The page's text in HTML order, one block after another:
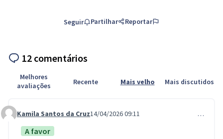
Seguir Partilhar Reportar
12 comentários
Melhores
avaliações
Recente Mais velho Mais discutidos
Comment 1329
Kamila Santos da Cruz14/04/2026 09:11 …
A favor